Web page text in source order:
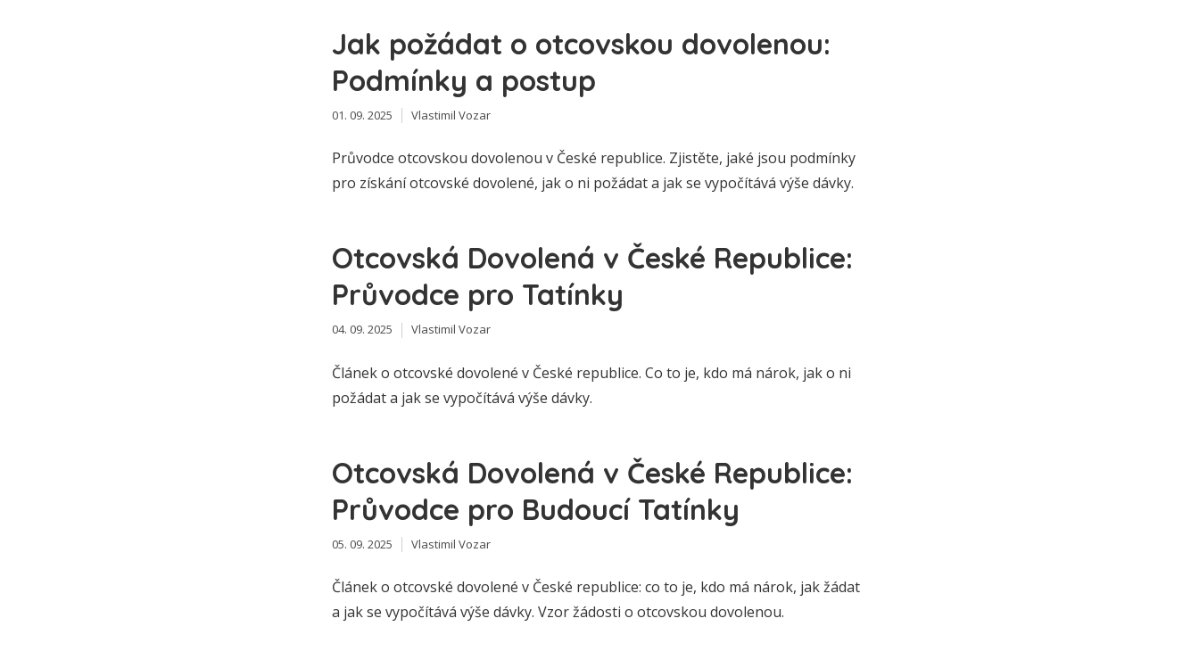
Jak požádat o otcovskou dovolenou:
Podmínky a postup
01. 09. 2025 Vlastimil Vozar
Průvodce otcovskou dovolenou v České republice. Zjistěte, jaké jsou podmínky
pro získání otcovské dovolené, jak o ni požádat a jak se vypočítává výše dávky.
Otcovská Dovolená v České Republice:
Průvodce pro Tatínky
04. 09. 2025 Vlastimil Vozar
Článek o otcovské dovolené v České republice. Co to je, kdo má nárok, jak o ni
požádat a jak se vypočítává výše dávky.
Otcovská Dovolená v České Republice:
Průvodce pro Budoucí Tatínky
05. 09. 2025 Vlastimil Vozar
Článek o otcovské dovolené v České republice: co to je, kdo má nárok, jak žádat
a jak se vypočítává výše dávky. Vzor žádosti o otcovskou dovolenou.